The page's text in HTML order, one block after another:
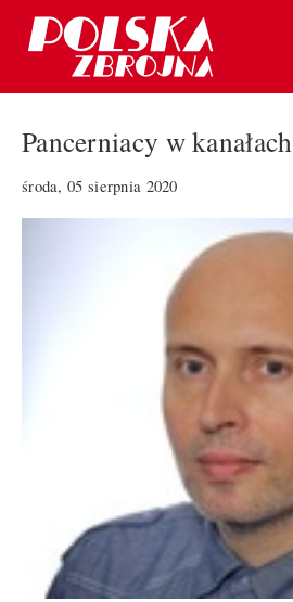
Pancerniacy w kanałach
środa, 05 sierpnia 2020